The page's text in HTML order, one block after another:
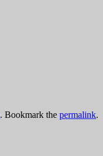
. Bookmark the permalink.